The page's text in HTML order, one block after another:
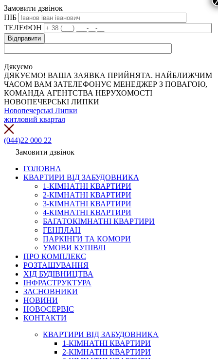
Замовити дзвінок
ПІБ
ТЕЛЕФОН
Дякуємо
ДЯКУЄМО! ВАША ЗАЯВКА ПРИЙНЯТА. НАЙБЛИЖЧИМ
ЧАСОМ ВАМ ЗАТЕЛЕФОНУЄ МЕНЕДЖЕР З ПОВАГОЮ,
КОМАНДА АГЕНТСТВА НЕРУХОМОСТІ
НОВОПЕЧЕРСЬКІ ЛИПКИ
Новопечерські Липки
житловий квартал
(044)22 000 22
Замовити дзвінок
ГОЛОВНА
КВАРТИРИ ВІД ЗАБУДОВНИКА
1-КІМНАТНІ КВАРТИРИ
2-КІМНАТНІ КВАРТИРИ
3-КІМНАТНІ КВАРТИРИ
4-КІМНАТНІ КВАРТИРИ
БАГАТОКІМНАТНІ КВАРТИРИ
ГЕНПЛАН
ПАРКІНГИ ТА КОМОРИ
УМОВИ КУПІВЛІ
ПРО КОМПЛЕКС
РОЗТАШУВАННЯ
ХІД БУДІВНИЦТВА
ІНФРАСТРУКТУРА
ЗАСНОВНИКИ
НОВИНИ
НОВОСЕРВІС
КОНТАКТИ
КВАРТИРИ ВІД ЗАБУДОВНИКА
1-КІМНАТНІ КВАРТИРИ
2-КІМНАТНІ КВАРТИРИ